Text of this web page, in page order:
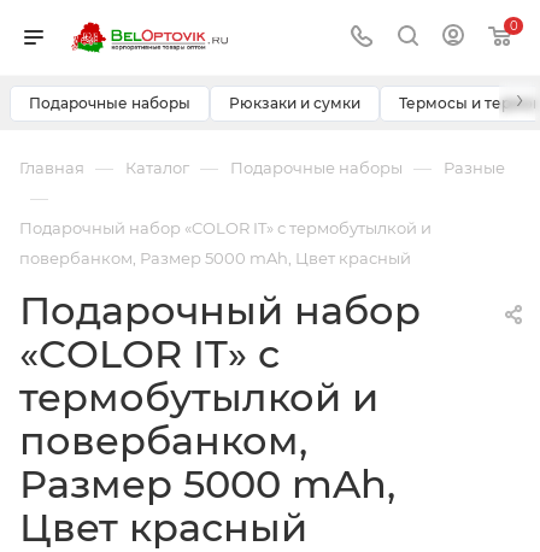
0
Подарочные наборы Рюкзаки и сумки Термосы и ›
Главная — Каталог — Подарочные наборы — Разные
—
Подарочный набор «COLOR IT» с термобутылкой и
повербанком, Размер 5000 mAh, Цвет красный
Подарочный набор
«COLOR IT» с
термобутылкой и
повербанком,
Размер 5000 mAh,
Цвет красный